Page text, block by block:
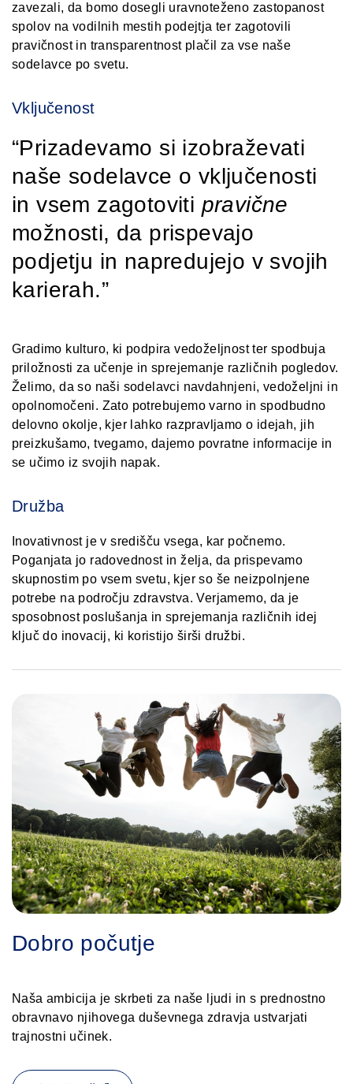
zavezali, da bomo dosegli uravnoteženo zastopanost
spolov na vodilnih mestih podejtja ter zagotovili
pravičnost in transparentnost plačil za vse naše
sodelavce po svetu.
Vključenost
Prizadevamo si izobraževati
naše sodelavce o vključenosti
in vsem zagotoviti pravične
možnosti, da prispevajo
podjetju in napredujejo v svojih
karierah.
Gradimo kulturo, ki podpira vedoželjnost ter spodbuja
priložnosti za učenje in sprejemanje različnih pogledov.
Želimo, da so naši sodelavci navdahnjeni, vedoželjni in
opolnomočeni. Zato potrebujemo varno in spodbudno
delovno okolje, kjer lahko razpravljamo o idejah, jih
preizkušamo, tvegamo, dajemo povratne informacije in
se učimo iz svojih napak.
Družba
Inovativnost je v središču vsega, kar počnemo.
Poganjata jo radovednost in želja, da prispevamo
skupnostim po vsem svetu, kjer so še neizpolnjene
potrebe na področju zdravstva. Verjamemo, da je
sposobnost poslušanja in sprejemanja različnih idej
ključ do inovacij, ki koristijo širši družbi.
Dobro počutje
Naša ambicija je skrbeti za naše ljudi in s prednostno
obravnavo njihovega duševnega zdravja ustvarjati
trajnostni učinek.